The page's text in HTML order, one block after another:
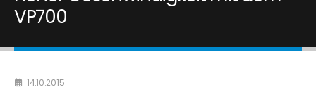
VP700
14.10.2015